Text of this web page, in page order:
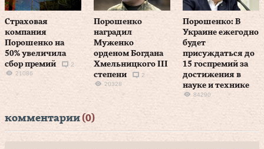
Страховая
компания
Порошенко на
50% увеличила
сбор премий
2
21086
Порошенко
наградил
Муженко
орденом Богдана
Хмельницкого ІІІ
степени
2
20328
Порошенко: В
Украине ежегодно
будет
присуждаться до
15 госпремий за
достижения в
науке и технике
84290
комментарии (0)